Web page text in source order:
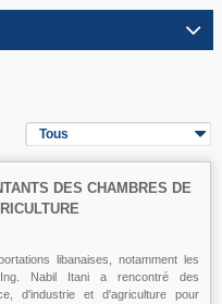
Tous
DES CHAMBRES DE
libanaises, notamment les
Nabil Itani a rencontré des
d'industrie et d'agriculture pour